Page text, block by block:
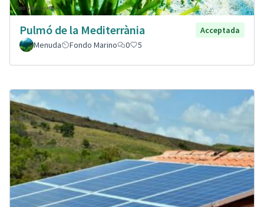
Pulmó de la Mediterrània
Acceptada
Menuda
Fondo Marino 0 5